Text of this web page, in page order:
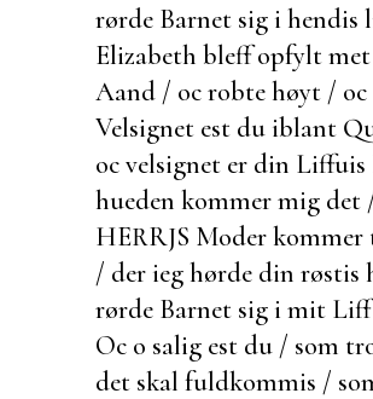
rørde Barnet sig i hendis
Elizabeth bleff opfylt
Aand / oc robte høyt / oc
Velsignet est du iblant
oc velsignet er din
hueden kommer mig det
HERRJS Moder kommer
/ der ieg hørde din røstis
rørde Barnet sig i mit
Oc o salig est du / som
det skal fuldkommis /